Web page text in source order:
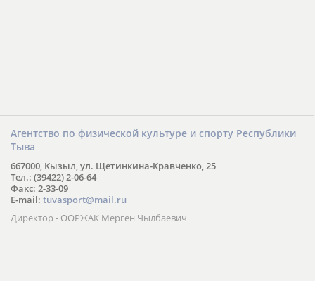
Агентство по физической культуре и спорту Республики
Тыва
667000, Кызыл, ул. Щетинкина-Кравченко, 25
Тел.: (39422) 2-06-64
Факс: 2-33-09
E-mail: tuvasport@mail.ru
Директор - ООРЖАК Мерген Чылбаевич